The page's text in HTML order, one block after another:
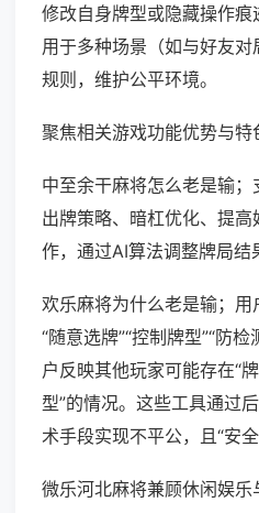
修改自身牌型或隐藏操作痕
用于多种场景（如与好友
规则，维护公平环境。
聚焦相关游戏功能优势与特
中至余干麻将怎么老是输
出牌策略、暗杠优化、提
作，通过AI算法调整牌局结
欢乐麻将为什么老是输；
“随意选牌”“控制牌型”“防
户反映其他玩家可能存在“
型”的情况。这些工具通过
术手段实现不平公，且“安全
微乐河北麻将兼顾休闲娱